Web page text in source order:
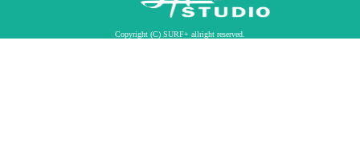
Copyright (C) SURF+ allright reserved.